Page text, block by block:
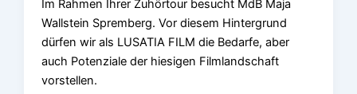
Im Rahmen Ihrer Zuhörtour besucht MdB Maja
Wallstein Spremberg. Vor diesem Hintergrund
dürfen wir als LUSATIA FILM die Bedarfe, aber
auch Potenziale der hiesigen Filmlandschaft
vorstellen.